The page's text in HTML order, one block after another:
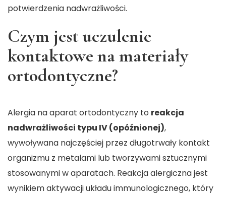
potwierdzenia nadwrażliwości.
Czym jest uczulenie
kontaktowe na materiały
ortodontyczne?
Alergia na aparat ortodontyczny to reakcja
nadwrażliwości typu IV (opóźnionej),
wywoływana najczęściej przez długotrwały kontakt
organizmu z metalami lub tworzywami sztucznymi
stosowanymi w aparatach. Reakcja alergiczna jest
wynikiem aktywacji układu immunologicznego, który